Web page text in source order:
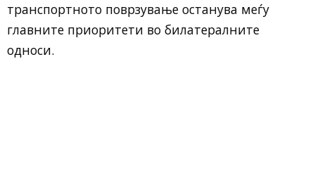
транспортното поврзување останува меѓу
главните приоритети во билатералните
односи.